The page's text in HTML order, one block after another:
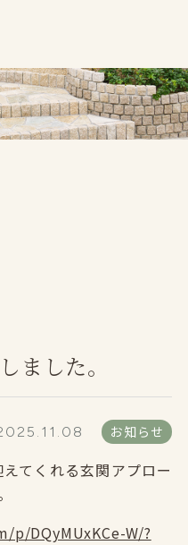
した。
お知らせ
てくれる玄関アプロー
DQyMUxKCe-W/?